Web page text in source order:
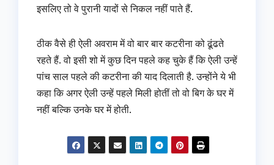
इसलिए तो वे पुरानी यादों से निकल नहीं पाते हैं.
ठीक वैसे ही ऐली अवराम में वो बार बार कटरीना को ढूंढते
रहते हैं. वो इसी शो में कुछ दिन पहले कह चुके हैं कि ऐली उन्हें
पांच साल पहले की कटरीना की याद दिलाती है. उन्होंने ये भी
कहा कि अगर ऐली उन्हें पहले मिली होतीं तो वो बिग के घर में
नहीं बल्कि उनके घर में होती.